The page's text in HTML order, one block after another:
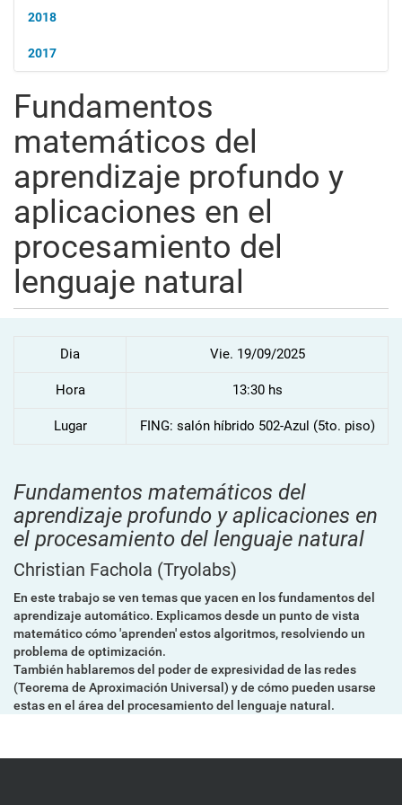
2018
2017
Fundamentos
matemáticos del
aprendizaje profundo y
aplicaciones en el
procesamiento del
lenguaje natural
Dia Vie. 19/09/2025
Hora 13:30 hs
Lugar FING: salón híbrido 502-Azul (5to. piso)
Fundamentos matemáticos del
aprendizaje profundo y aplicaciones en
el procesamiento del lenguaje natural
Christian Fachola (Tryolabs)
En este trabajo se ven temas que yacen en los fundamentos del
aprendizaje automático. Explicamos desde un punto de vista
matemático cómo 'aprenden' estos algoritmos, resolviendo un
problema de optimización.
También hablaremos del poder de expresividad de las redes
(Teorema de Aproximación Universal) y de cómo pueden usarse
estas en el área del procesamiento del lenguaje natural.